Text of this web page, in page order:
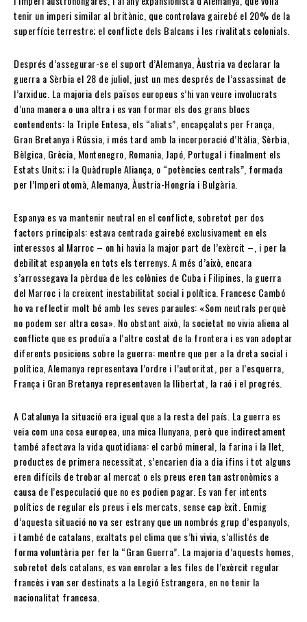
tenir un imperi similar al britànic, que controlava gairebé el 20% de la
superfície terrestre; el conflicte dels Balcans i les rivalitats colonials.
Després d’assegurar-se el suport d’Alemanya, Àustria va declarar la
guerra a Sèrbia el 28 de juliol, just un mes després de l’assassinat de
l’arxiduc. La majoria dels països europeus s’hi van veure involucrats
d’una manera o una altra i es van formar els dos grans blocs
contendents: la Triple Entesa, els “aliats”, encapçalats per França,
Gran Bretanya i Rússia, i més tard amb la incorporació d’Itàlia, Sèrbia,
Bèlgica, Grècia, Montenegro, Romania, Japó, Portugal i finalment els
Estats Units; i la Quàdruple Aliança, o “potències centrals”, formada
per l’Imperi otomà, Alemanya, Àustria-Hongria i Bulgària.
Espanya es va mantenir neutral en el conflicte, sobretot per dos
factors principals: estava centrada gairebé exclusivament en els
interessos al Marroc – on hi havia la major part de l’exèrcit –, i per la
debilitat espanyola en tots els terrenys. A més d’això, encara
s’arrossegava la pèrdua de les colònies de Cuba i Filipines, la guerra
del Marroc i la creixent inestabilitat social i política. Francesc Cambó
ho va reflectir molt bé amb les seves paraules: «Som neutrals perquè
no podem ser altra cosa». No obstant això, la societat no vivia aliena al
conflicte que es produïa a l’altre costat de la frontera i es van adoptar
diferents posicions sobre la guerra: mentre que per a la dreta social i
política, Alemanya representava l’ordre i l’autoritat, per a l’esquerra,
França i Gran Bretanya representaven la llibertat, la raó i el progrés.
A Catalunya la situació era igual que a la resta del país. La guerra es
veia com una cosa europea, una mica llunyana, però que indirectament
també afectava la vida quotidiana: el carbó mineral, la farina i la llet,
productes de primera necessitat, s’encarien dia a dia ifins i tot alguns
eren difícils de trobar al mercat o els preus eren tan astronòmics a
causa de l’especulació que no es podien pagar. Es van fer intents
polítics de regular els preus i els mercats, sense cap èxit. Enmig
d’aquesta situació no va ser estrany que un nombrós grup d’espanyols,
i també de catalans, exaltats pel clima que s’hi vivia, s’allistés de
forma voluntària per fer la “Gran Guerra”. La majoria d’aquests homes,
sobretot dels catalans, es van enrolar a les files de l’exèrcit regular
francès i van ser destinats a la Legió Estrangera, en no tenir la
nacionalitat francesa.